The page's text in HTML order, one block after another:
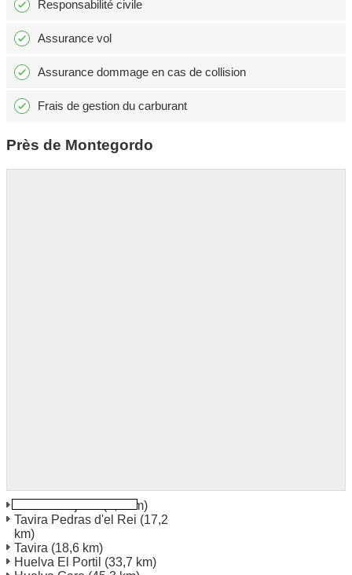
Responsabilité civile
Assurance vol
Assurance dommage en cas de collision
Frais de gestion du carburant
Près de Montegordo
(9,5 km)
Tavira Pedras d'el Rei (17,2
km)
Tavira (18,6 km)
Huelva El Portil (33,7 km)